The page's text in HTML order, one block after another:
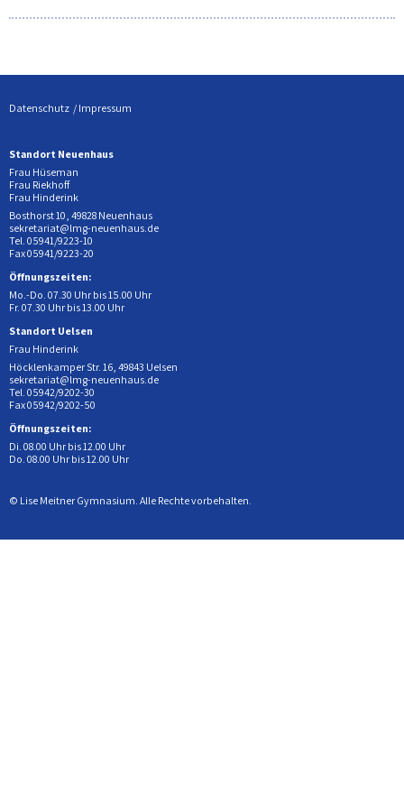
Datenschutz Impressum
Standort Neuenhaus
Frau Hüseman
Frau Riekhoff
Frau Hinderink
Bosthorst 10, 49828 Neuenhaus
sekretariat@lmg-neuenhaus.de
Tel. 05941/9223-10
Fax 05941/9223-20
Öffnungszeiten:
Mo.-Do. 07.30 Uhr bis 15.00 Uhr
Fr. 07.30 Uhr bis 13.00 Uhr
Standort Uelsen
Frau Hinderink
Höcklenkamper Str. 16, 49843 Uelsen
sekretariat@lmg-neuenhaus.de
Tel. 05942/9202-30
Fax 05942/9202-50
Öffnungszeiten:
Di. 08.00 Uhr bis 12.00 Uhr
Do. 08.00 Uhr bis 12.00 Uhr
© Lise Meitner Gymnasium. Alle Rechte vorbehalten.